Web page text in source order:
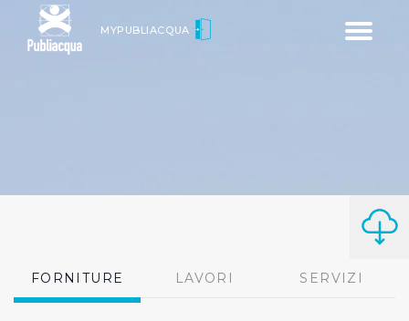
Toggle
MYPUBLIACQUA
FORNITURE LAVORI SERVIZI